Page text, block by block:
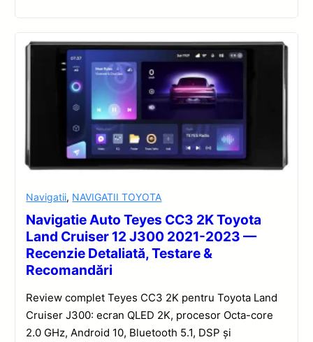
Navigatii, NAVIGATII TOYOTA
Navigatie Auto Teyes CC3 2K Toyota
Land Cruiser 12 J300 2021-2023 —
Recenzie Detaliată, Testare &
Recomandări
Review complet Teyes CC3 2K pentru Toyota Land
Cruiser J300: ecran QLED 2K, procesor Octa-core
2.0 GHz, Android 10, Bluetooth 5.1, DSP și